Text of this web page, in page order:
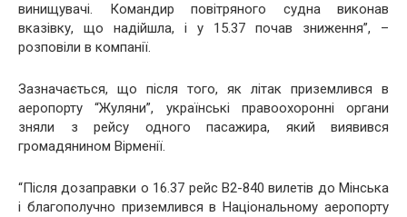
винищувачі. Командир повітряного судна виконав
вказівку, що надійшла, і у 15.37 почав зниження”, –
розповіли в компанії.
Зазначається, що після того, як літак приземлився в
аеропорту “Жуляни”, українські правоохоронні органи
зняли з рейсу одного пасажира, який виявився
громадянином Вірменії.
“Після дозаправки о 16.37 рейс В2-840 вилетів до Мінська
і благополучно приземлився в Національному аеропорту